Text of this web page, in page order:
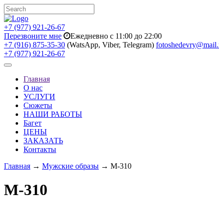
+7 (977) 921-26-67
Перезвоните мне
Ежедневно с 11:00 до 22:00
+7 (916) 875-35-30 (WatsApp, Viber, Telegram)
+7 (977) 921-26-67
Toggle
navigationГлавная
О нас
УСЛУГИ
Сюжеты
НАШИ РАБОТЫ
Багет
ЦЕНЫ
ЗАКАЗАТЬ
Контакты
Главная → Мужские образы → M-310
M-310